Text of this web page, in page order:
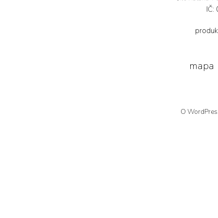
IČ:
mapa
O